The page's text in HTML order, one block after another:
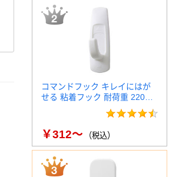
￥1,730～ （税込）
コマンドフック キレイにはが
せる 粘着フック 耐荷重 220…
￥312～ （税込）